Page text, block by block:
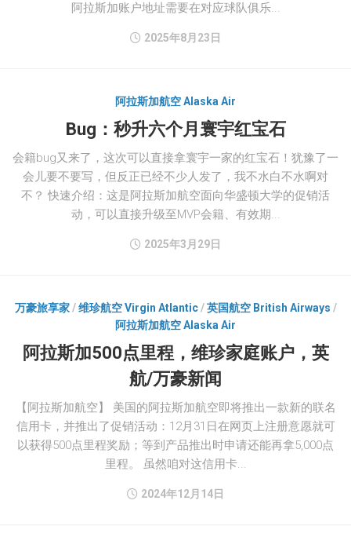
阿拉斯加账户地址需要在对应球队俱乐...
2025年8月23日
阿拉斯加航空 Alaska Air
Bug：秒升六个月寰宇红宝石
会籍bug又来了，这次可以直接拿寰宇一家的红宝石！犹豫了一
会儿要不要写，但反正已经不少人发了，我不水白不水啊对
不？ 快速介绍：这是阿拉斯加航空面向华盛顿大学的促销活
动，可以直接升级至MVP会籍、有效期...
2025年3月29日
万豪旅享家/维珍航空 Virgin Atlantic/英国航空 British Airways /
阿拉斯加航空 Alaska Air
阿拉斯加500点里程，维珍家庭账户，英
航/万豪新闻
【阿拉斯加航空】 美国的阿拉斯加航空即将推出一款新的联名
信用卡，并推出了促销活动：12月31日在网页上注册意愿就可
以获得500点里程奖励；等到产品推出时申请还能再拿5,000点
里程。 虽然咱对这信用卡...
2024年12月14日